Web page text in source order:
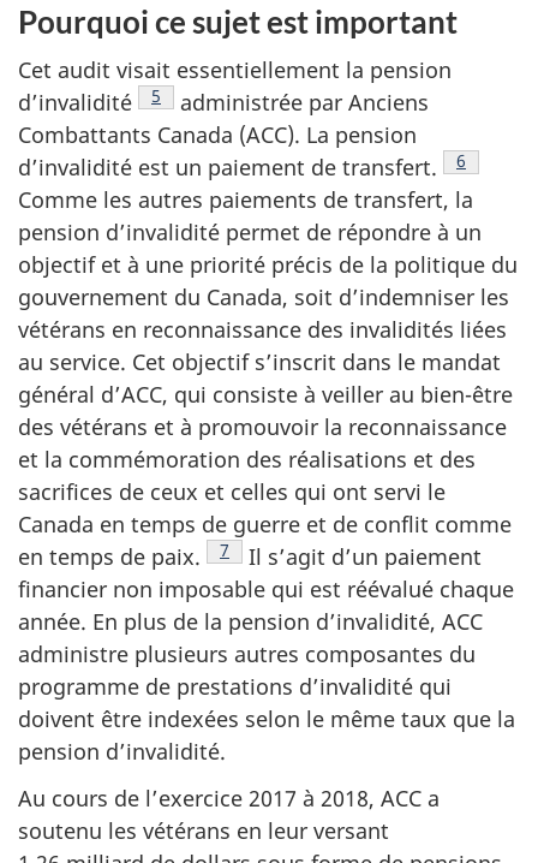
Pourquoi ce sujet est important
Cet audit visait essentiellement la pension
d’invalidité
Voir la note en bas de page
5
administrée par Anciens
Combattants Canada (ACC). La pension
d’invalidité est un paiement de transfert.
Voir la
6
Comme les autres paiements de transfert, la
pension d’invalidité permet de répondre à un
objectif et à une priorité précis de la politique du
gouvernement du Canada, soit d’indemniser les
vétérans en reconnaissance des invalidités liées
au service. Cet objectif s’inscrit dans le mandat
général d’ACC, qui consiste à veiller au bien-être
des vétérans et à promouvoir la reconnaissance
et la commémoration des réalisations et des
sacrifices de ceux et celles qui ont servi le
Canada en temps de guerre et de conflit comme
en temps de paix.
Voir la note en bas de page
7
Il s’agit d’un paiement
financier non imposable qui est réévalué chaque
année. En plus de la pension d’invalidité, ACC
administre plusieurs autres composantes du
programme de prestations d’invalidité qui
doivent être indexées selon le même taux que la
pension d’invalidité.
Au cours de l’exercice 2017 à 2018, ACC a
soutenu les vétérans en leur versant